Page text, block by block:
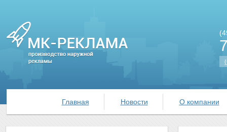
Главная Новости О компании